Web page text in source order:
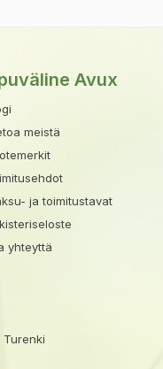
Avux
meistä
ja toimitustavat
yhteyttä
Turenki